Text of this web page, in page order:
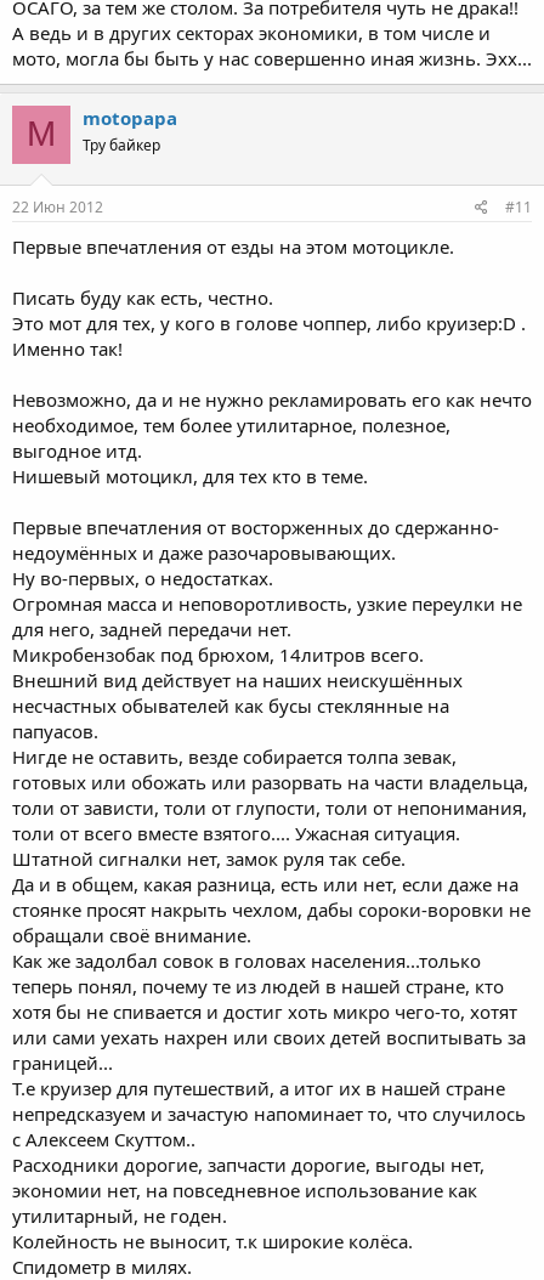
ОСАГО, за тем же столом. За потребителя чуть не драка!!
А ведь и в других секторах экономики, в том числе и
мото, могла бы быть у нас совершенно иная жизнь. Эхх...
M motopapa
Тру байкер
22 Июн 2012 #11
Первые впечатления от езды на этом мотоцикле.
Писать буду как есть, честно.
Это мот для тех, у кого в голове чоппер, либо круизер:D .
Именно так!
Невозможно, да и не нужно рекламировать его как нечто
необходимое, тем более утилитарное, полезное,
выгодное итд.
Нишевый мотоцикл, для тех кто в теме.
Первые впечатления от восторженных до сдержанно-
недоумённых и даже разочаровывающих.
Ну во-первых, о недостатках.
Огромная масса и неповоротливость, узкие переулки не
для него, задней передачи нет.
Микробензобак под брюхом, 14литров всего.
Внешний вид действует на наших неискушённых
несчастных обывателей как бусы стеклянные на
папуасов.
Нигде не оставить, везде собирается толпа зевак,
готовых или обожать или разорвать на части владельца,
толи от зависти, толи от глупости, толи от непонимания,
толи от всего вместе взятого.... Ужасная ситуация.
Штатной сигналки нет, замок руля так себе.
Да и в общем, какая разница, есть или нет, если даже на
стоянке просят накрыть чехлом, дабы сороки-воровки не
обращали своё внимание.
Как же задолбал совок в головах населения...только
теперь понял, почему те из людей в нашей стране, кто
хотя бы не спивается и достиг хоть микро чего-то, хотят
или сами уехать нахрен или своих детей воспитывать за
границей...
Т.е круизер для путешествий, а итог их в нашей стране
непредсказуем и зачастую напоминает то, что случилось
с Алексеем Скуттом..
Расходники дорогие, запчасти дорогие, выгоды нет,
экономии нет, на повседневное использование как
утилитарный, не годен.
Колейность не выносит, т.к широкие колёса.
Спидометр в милях.